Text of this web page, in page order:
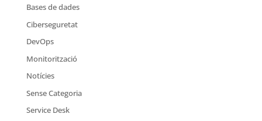
Bases de dades
Ciberseguretat
DevOps
Monitorització
Notícies
Sense Categoria
Service Desk